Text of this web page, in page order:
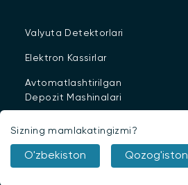
Sizning mamlakatingizmi?
O'zbekiston Qozog'iston
Valyuta Detektorlari
Elektron Kassirlar
Avtomatlashtirilgan
Depozit Mashinalari
Sanitariya vositalari